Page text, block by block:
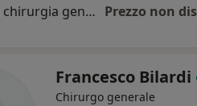
Visita di chirurgia generale Prezzo non
Francesco Bilardi
Chirurgo generale